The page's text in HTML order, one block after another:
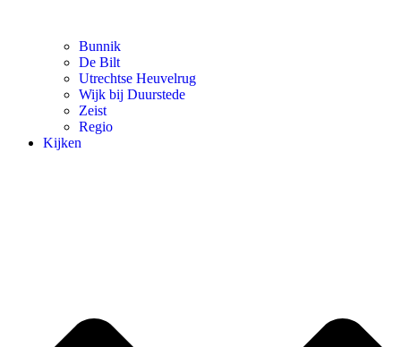
Bunnik
De Bilt
Utrechtse Heuvelrug
Wijk bij Duurstede
Zeist
Regio
Kijken